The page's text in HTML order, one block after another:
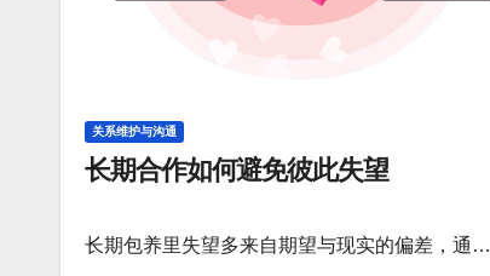
关系维护与沟通
长期合作如何避免彼此失望
长期包养里失望多来自期望与现实的偏差，通…